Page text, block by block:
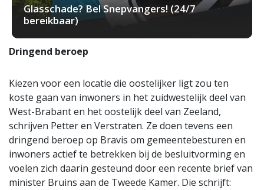
Glasschade? Bel Snepvangers! (24/7
bereikbaar)
Dringend beroep
Kiezen voor een locatie die oostelijker ligt zou ten
koste gaan van inwoners in het zuidwestelijk deel van
West-Brabant en het oostelijk deel van Zeeland,
schrijven Petter en Verstraten. Ze doen tevens een
dringend beroep op Bravis om gemeentebesturen en
inwoners actief te betrekken bij de besluitvorming en
voelen zich daarin gesteund door een recente brief van
minister Bruins aan de Tweede Kamer. Die schrijft: